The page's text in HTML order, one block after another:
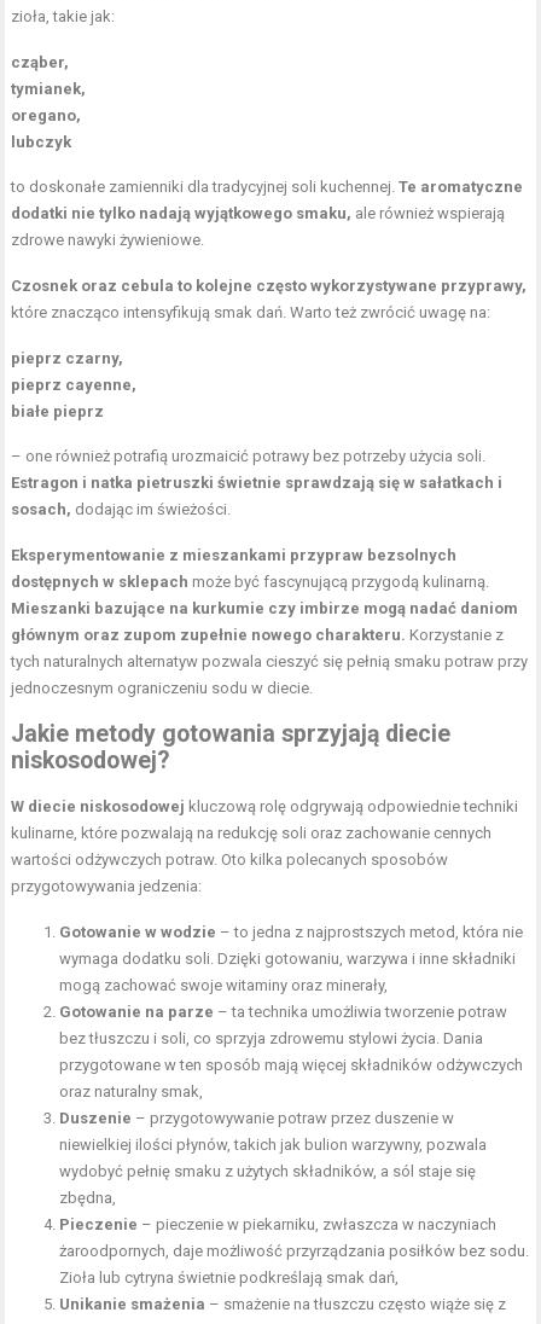
zioła, takie jak:
cząber,
tymianek,
oregano,
lubczyk
to doskonałe zamienniki dla tradycyjnej soli kuchennej.Te aromatyczne
dodatki nie tylko nadają wyjątkowego smaku, ale również wspierają
zdrowe nawyki żywieniowe.
Czosnek oraz cebula to kolejne często wykorzystywane przyprawy,
które znacząco intensyfikują smak dań. Warto też zwrócić uwagę na:
pieprz czarny,
pieprz cayenne,
białe pieprz
– one również potrafią urozmaicić potrawy bez potrzeby użycia soli.
Estragon i natka pietruszki świetnie sprawdzają się w sałatkach i
sosach, dodając im świeżości.
Eksperymentowanie z mieszankami przypraw bezsolnych
dostępnych w sklepach może być fascynującą przygodą kulinarną.
Mieszanki bazujące na kurkumie czy imbirze mogą nadać daniom
głównym oraz zupom zupełnie nowego charakteru. Korzystanie z
tych naturalnych alternatyw pozwala cieszyć się pełnią smaku potraw przy
jednoczesnym ograniczeniu sodu w diecie.
Jakie metody gotowania sprzyjają diecie
niskosodowej?
W diecie niskosodowej kluczową rolę odgrywają odpowiednie techniki
kulinarne, które pozwalają na redukcję soli oraz zachowanie cennych
wartości odżywczych potraw. Oto kilka polecanych sposobów
przygotowywania jedzenia:
Gotowanie w wodzie – to jedna z najprostszych metod, która nie
wymaga dodatku soli. Dzięki gotowaniu, warzywa i inne składniki
mogą zachować swoje witaminy oraz minerały,
Gotowanie na parze – ta technika umożliwia tworzenie potraw
bez tłuszczu i soli, co sprzyja zdrowemu stylowi życia. Dania
przygotowane w ten sposób mają więcej składników odżywczych
oraz naturalny smak,
Duszenie – przygotowywanie potraw przez duszenie w
niewielkiej ilości płynów, takich jak bulion warzywny, pozwala
wydobyć pełnię smaku z użytych składników, a sól staje się
zbędna,
Pieczenie – pieczenie w piekarniku, zwłaszcza w naczyniach
żaroodpornych, daje możliwość przyrządzania posiłków bez sodu.
Zioła lub cytryna świetnie podkreślają smak dań,
Unikanie smażenia – smażenie na tłuszczu często wiąże się z